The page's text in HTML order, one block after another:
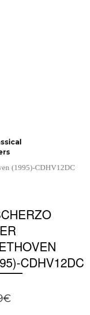
(1995)-CDHV12DC
CDHV12DC
€